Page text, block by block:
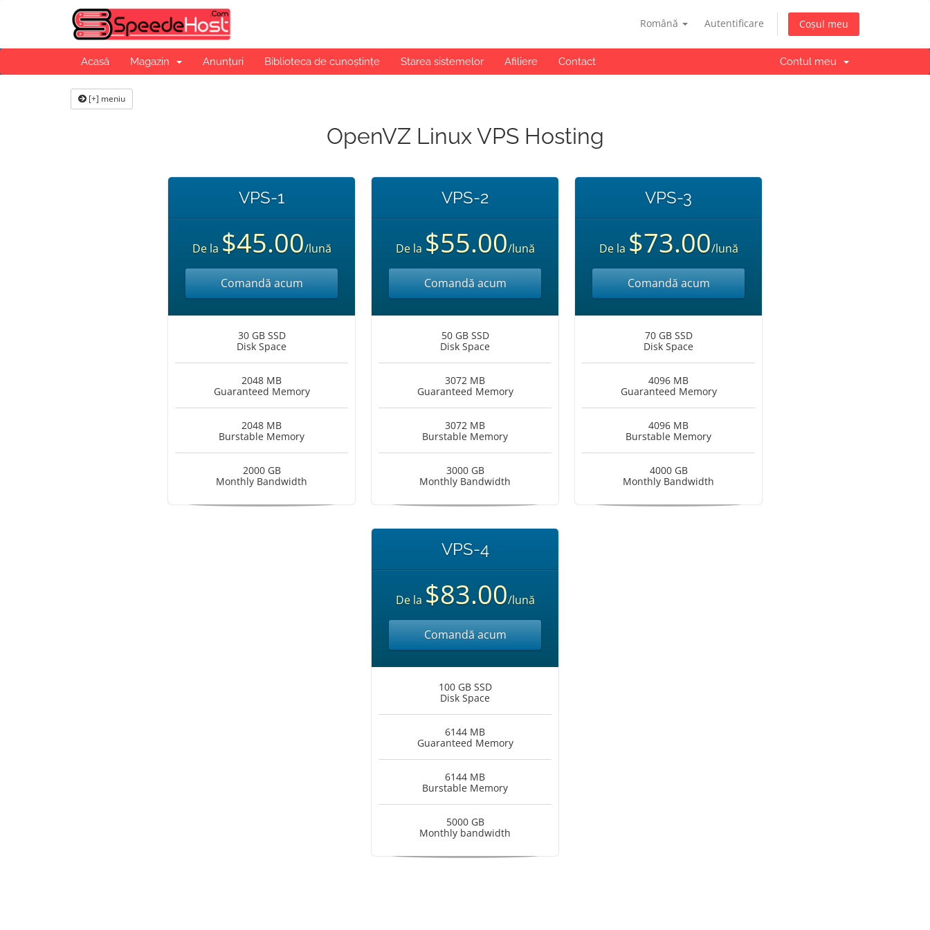
Română Autentificare Coșul meu
Acasă Magazin Anunțuri Biblioteca de cunoștințe Starea sistemelor Afiliere Contact Contul meu
[+] meniu
OpenVZ Linux VPS Hosting
VPS-1
De la $45.00/lună
Comandă acum
30 GB SSD
Disk Space
2048 MB
Guaranteed Memory
2048 MB
Burstable Memory
2000 GB
Monthly Bandwidth
VPS-2
De la $55.00/lună
Comandă acum
50 GB SSD
Disk Space
3072 MB
Guaranteed Memory
3072 MB
Burstable Memory
3000 GB
Monthly Bandwidth
VPS-3
De la $73.00/lună
Comandă acum
70 GB SSD
Disk Space
4096 MB
Guaranteed Memory
4096 MB
Burstable Memory
4000 GB
Monthly Bandwidth
VPS-4
De la $83.00/lună
Comandă acum
100 GB SSD
Disk Space
6144 MB
Guaranteed Memory
6144 MB
Burstable Memory
5000 GB
Monthly bandwidth